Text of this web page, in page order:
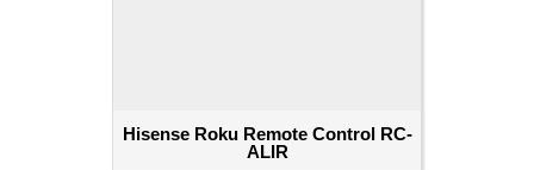
Hisense Roku Remote Control RC-
ALIR